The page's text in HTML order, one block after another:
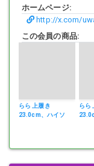
ホームページ:
http://x.com/
この会員の商品:
らら 上履き
23.0cm、ハイソ
らら